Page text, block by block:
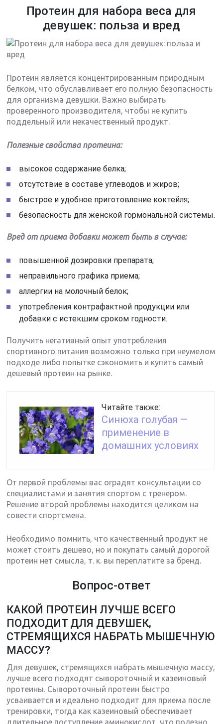
Протеин для набора веса для
девушек: польза и вред
Протеин является концентрированным природным
белком, что обуславливает его полную безопасность
для организма девушки. Важно выбирать
проверенного производителя, чтобы не купить
поддельный или некачественный продукт.
Полезные свойства протеина:
высокое содержание белка;
отсутствие в составе углеводов и жиров;
быстрое и удобное приготовление коктейля;
безопасность для женской гормональной системы.
Вред от приема добавки может быть в случае:
повышенной дозировки препарата;
неправильного графика приема;
аллергии на молочный белок;
употребления контрафактной продукции или
добавки с истекшим сроком годности.
Получить негативный опыт употребления
спортивного питания возможно только при неумелом
подходе либо попытке сэкономить и купить самый
дешевый протеин на рынке.
Читайте также:
Синюха голубая —
применение в
домашних условиях
От первой проблемы вас оградят консультации со
специалистами и занятия спортом с тренером.
Решение второй проблемы находится целиком на
совести спортсмена.
Необходимо помнить, что качественный продукт не
может стоить дешево, но и покупать самый дорогой
протеин нет смысла, т. к. вы переплатите за бренд.
Вопрос-ответ
КАКОЙ ПРОТЕИН ЛУЧШЕ ВСЕГО
ПОДХОДИТ ДЛЯ ДЕВУШЕК,
СТРЕМЯЩИХСЯ НАБРАТЬ МЫШЕЧНУЮ
МАССУ?
Для девушек, стремящихся набрать мышечную массу,
лучше всего подходят сывороточный и казеиновый
протеины. Сывороточный протеин быстро
усваивается и идеально подходит для приема после
тренировки, тогда как казеиновый обеспечивает